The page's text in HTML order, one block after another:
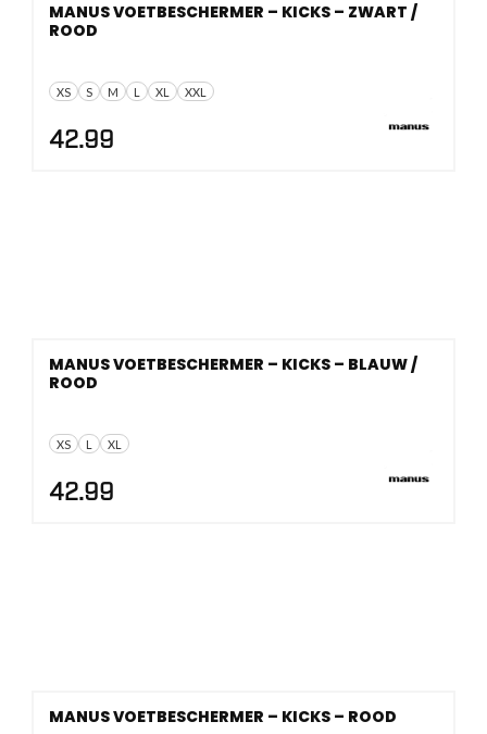
XS S M L XL XXL
MANUS VOETBESCHERMER – KICKS – ZWART /
ROOD
42.99
XS L XL
MANUS VOETBESCHERMER – KICKS – BLAUW /
ROOD
42.99
MANUS VOETBESCHERMER – KICKS – ROOD